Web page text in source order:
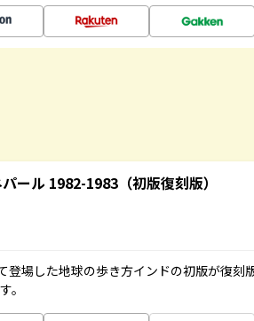
ール 1982-1983（初版復刻版）
登場した地球の歩き方インドの初版が復
。